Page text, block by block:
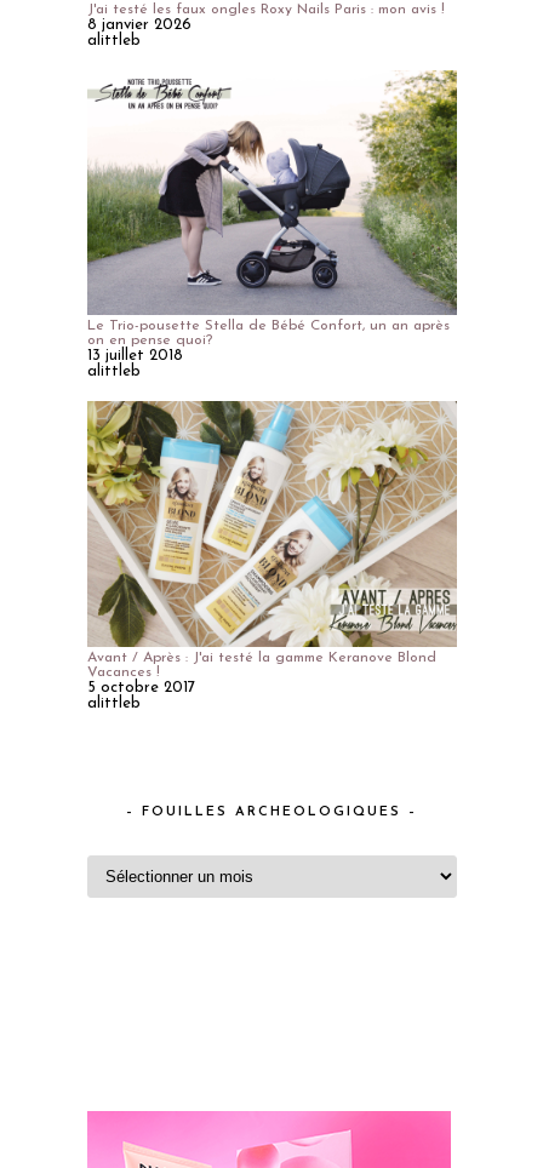
J'ai testé les faux ongles Roxy Nails Paris : mon avis !
8 janvier 2026
alittleb
Le Trio-pousette Stella de Bébé Confort, un an après
on en pense quoi?
13 juillet 2018
alittleb
Avant / Après : J'ai testé la gamme Keranove Blond
Vacances !
5 octobre 2017
alittleb
– FOUILLES ARCHEOLOGIQUES –